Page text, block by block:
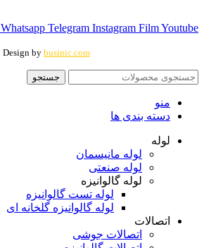
Whatsapp Telegram Instagram FilmYoutube
Design by businic.com
جستجو
منو
دسته بندی ها
لوله
لوله مانیسمان
لوله صنعتی
لوله گالوانیزه
لوله تست گالوانیزه
لوله گالوانیزه گلخانه ای
اتصالات
اتصالات جوشی